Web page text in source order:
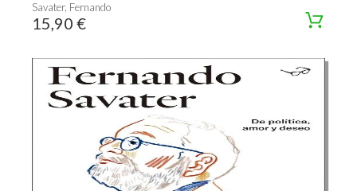
Savater, Fernando
15,90 €